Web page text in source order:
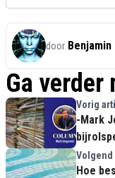
door Benjamin
Ga verder
Vorig
-Mark
kracht
Europe
Volgend
Hoe